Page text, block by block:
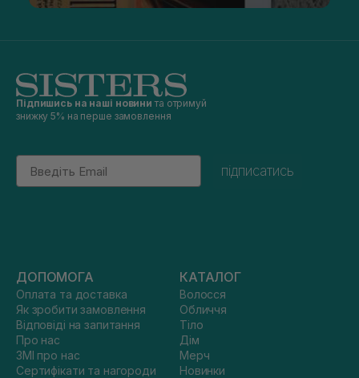
Підпишись на наші новини та отримуй
знижку 5% на перше замовлення
Email
підписатись
ДОПОМОГА
Оплата та доставка
Як зробити замовлення
Відповіді на запитання
Про нас
ЗМІ про нас
Сертифікати та нагороди
КАТАЛОГ
Волосся
Обличчя
Тіло
Дім
Мерч
Новинки